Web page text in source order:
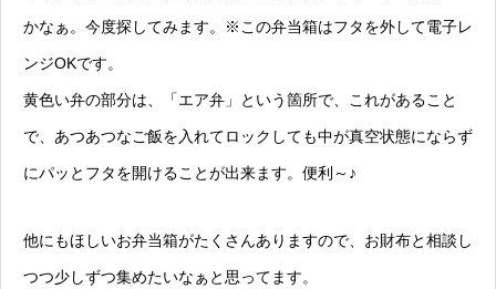
かなぁ。今度探してみます。※この弁当箱はフタを外して電子レ
ンジOKです。
黄色い弁の部分は、「エア弁」という箇所で、これがあること
で、あつあつなご飯を入れてロックしても中が真空状態にならず
にパッとフタを開けることが出来ます。便利～♪
他にもほしいお弁当箱がたくさんありますので、お財布と相談し
つつ少しずつ集めたいなぁと思ってます。